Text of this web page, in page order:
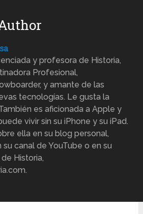
y profesora de Historia,
Profesional,
y amante de las
tecnologías. Le gusta la
es aficionada a Apple y
vivir sin su iPhone y su iPad.
ella en su blog personal,
su canal de YouTube o en su
Historia,